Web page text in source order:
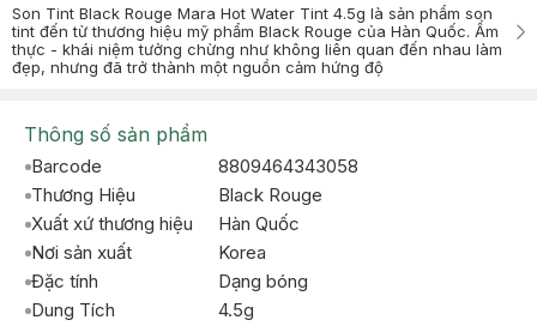
Son Tint Black Rouge Mara Hot Water Tint 4.5g là sản phẩm son
tint đến từ thương hiệu mỹ phẩm Black Rouge của Hàn Quốc. Ẩm
thực - khái niệm tưởng chừng như không liên quan đến nhau làm
đẹp, nhưng đã trở thành một nguồn cảm hứng độ
Thông số sản phẩm
Barcode
8809464343058
Thương Hiệu
Black Rouge
Xuất xứ thương hiệu
Hàn Quốc
Nơi sản xuất
Korea
Đặc tính
Dạng bóng
Dung Tích
4.5g